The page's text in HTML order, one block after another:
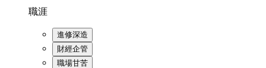
職涯
進修深造
財經企管
職場甘苦